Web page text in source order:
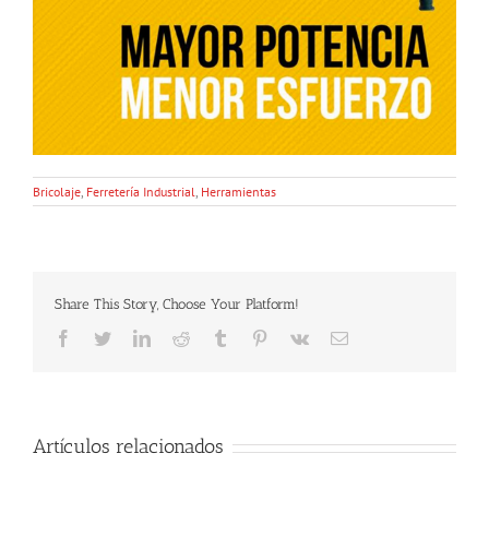
Bricolaje, Ferretería Industrial, Herramientas
Share This Story, Choose Your Platform!
Facebook
TwitterLinkedInReddit Tumblr Pinterest
Vk Email
Artículos relacionados